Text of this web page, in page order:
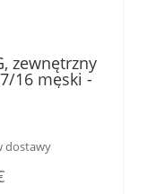
zewnętrzny
7/16 męski -
RFS
dostawy